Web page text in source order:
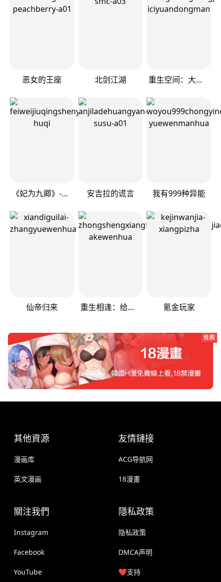
恶女的王座 北剑江湖 重生空间：大小姐不好惹
《妃为九卿》-神医小娇妃 安吉拉的谎言 我有999种异能
仙帝归来 重生相逢：给你我的独家宠溺 氪金玩家
推薦
其他資源
漫画库
英文漫画
友情鏈接
ACG导航网
18漫畫
關注我們
Instagram
Facebook
YouTube
隱私政策
隐私政策
DMCA声明
❤️支持